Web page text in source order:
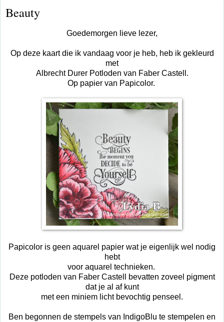
Beauty
Goedemorgen lieve lezer,
Op deze kaart die ik vandaag voor je heb, heb ik gekleurd
met
Albrecht Durer Potloden van Faber Castell.
Op papier van Papicolor.
Papicolor is geen aquarel papier wat je eigenlijk wel nodig
hebt
voor aquarel technieken.
Deze potloden van Faber Castell bevatten zoveel pigment
dat je al af kunt
met een miniem licht bevochtig penseel.
Ben begonnen de stempels van IndigoBlu te stempelen en